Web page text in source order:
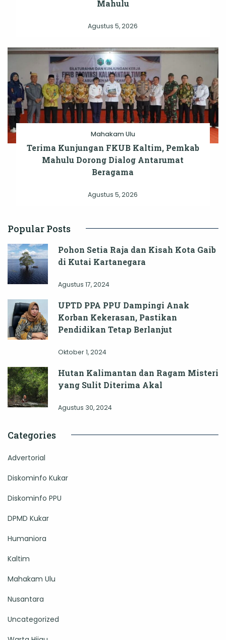
Mahulu
Agustus 5, 2026
Mahakam Ulu
Terima Kunjungan FKUB Kaltim, Pemkab
Mahulu Dorong Dialog Antarumat
Beragama
Agustus 5, 2026
Popular Posts
Pohon Setia Raja dan Kisah Kota Gaib
di Kutai Kartanegara
Agustus 17, 2024
UPTD PPA PPU Dampingi Anak
Korban Kekerasan, Pastikan
Pendidikan Tetap Berlanjut
Oktober 1, 2024
Hutan Kalimantan dan Ragam Misteri
yang Sulit Diterima Akal
Agustus 30, 2024
Categories
Advertorial
Diskominfo Kukar
Diskominfo PPU
DPMD Kukar
Humaniora
Kaltim
Mahakam Ulu
Nusantara
Uncategorized